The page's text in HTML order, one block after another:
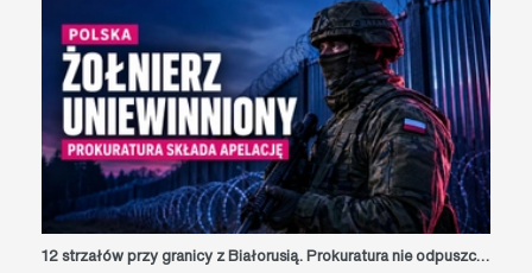
12 strzałów przy granicy z Białorusią. Prokuratura nie odpuszcza